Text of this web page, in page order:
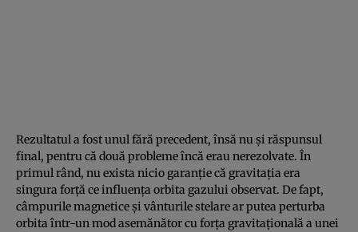
Rezultatul a fost unul fără precedent, însă nu și răspunsul
final, pentru că două probleme încă erau nerezolvate. În
primul rând, nu exista nicio garanție că gravitația era
singura forță ce influența orbita gazului observat. De fapt,
câmpurile magnetice și vânturile stelare ar putea perturba
orbita într-un mod asemănător cu forța gravitațională a unei